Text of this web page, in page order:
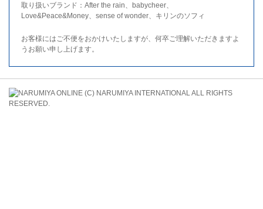
取り扱いブランド：After the rain、babycheer、
Love&Peace&Money、sense of wonder、キリンのソフィ
お客様にはご不便をおかけいたしますが、何卒ご理解いただきますよ
うお願い申し上げます。